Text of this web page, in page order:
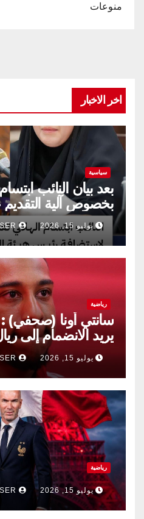
منوعات
اخر الاخبار
سياسية
بعد بيان النائب
بخصوص آلية
يوليو 15, 2026
رياضية
سانتي أونا (صحفي)
يريد الانضمام إلى
الصيف.
يوليو 15, 2026 ADMIN USER
رياضية
يوليو 15, 2026